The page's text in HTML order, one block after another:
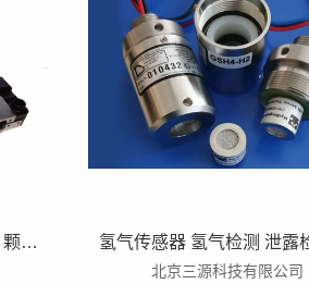
环保空气监测 粒子计数 粉尘 颗粒物 PM10 PM2.5 PM1 传感器室内室外扬尘矿山
北京三源科技有限公司